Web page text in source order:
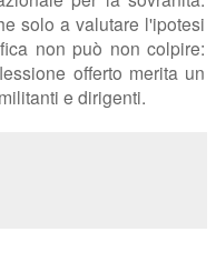
solo a valutare l'ipotesi
non può non colpire:
offerto merita un
e dirigenti.